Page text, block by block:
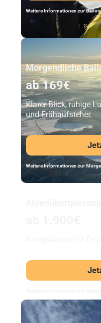
Weitere Informationen zur
Morgendliche
ab 169€
Klarer Blick, ruhige
und Frühaufsteher.
Weitere Informationen zur